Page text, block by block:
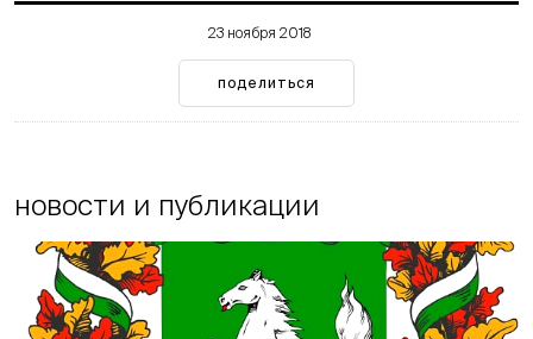
23 ноября 2018
поделиться
новости и публикации